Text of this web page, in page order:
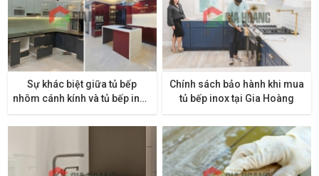
Sự khác biệt giữa tủ bếp
nhôm cánh kính và tủ bếp inox
Chính sách bảo hành khi mua
tủ bếp inox tại Gia Hoàng